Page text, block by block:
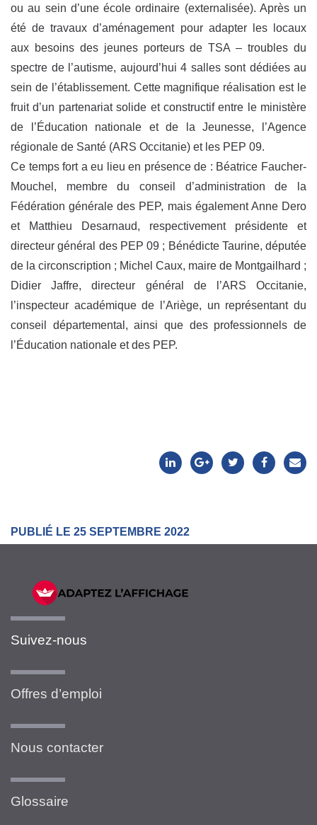
ou au sein d’une école ordinaire (externalisée). Après un
été de travaux d’aménagement pour adapter les locaux
aux besoins des jeunes porteurs de TSA – troubles du
spectre de l’autisme, aujourd’hui 4 salles sont dédiées au
sein de l’établissement. Cette magnifique réalisation est le
fruit d’un partenariat solide et constructif entre le ministère
de l’Éducation nationale et de la Jeunesse, l’Agence
régionale de Santé (ARS Occitanie) et les PEP 09.
Ce temps fort a eu lieu en présence de : Béatrice Faucher-
Mouchel, membre du conseil d’administration de la
Fédération générale des PEP, mais également Anne Dero
et Matthieu Desarnaud, respectivement présidente et
directeur général des PEP 09 ; Bénédicte Taurine, députée
de la circonscription ; Michel Caux, maire de Montgailhard ;
Didier Jaffre, directeur général de l’ARS Occitanie,
l’inspecteur académique de l’Ariège, un représentant du
conseil départemental, ainsi que des professionnels de
l’Éducation nationale et des PEP.
PUBLIÉ LE 25 SEPTEMBRE 2022
Suivez-nous
Offres d’emploi
Nous contacter
Glossaire